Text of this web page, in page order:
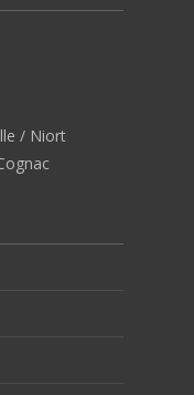
/ Niort